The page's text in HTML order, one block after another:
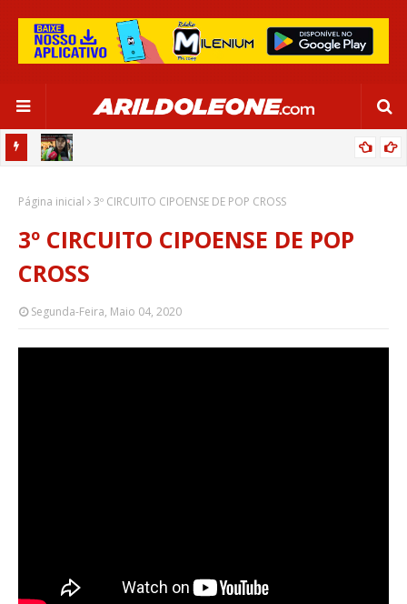
ESPORTE (TV BAHIA - REDE GLOBO 03/06/2024)
Página inicial 3º CIRCUITO CIPOENSE DE POP CROSS
3º CIRCUITO CIPOENSE DE POP
CROSS
Segunda-Feira, Maio 04, 2020